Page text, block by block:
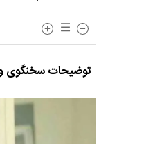
توضیحات سخنگوی